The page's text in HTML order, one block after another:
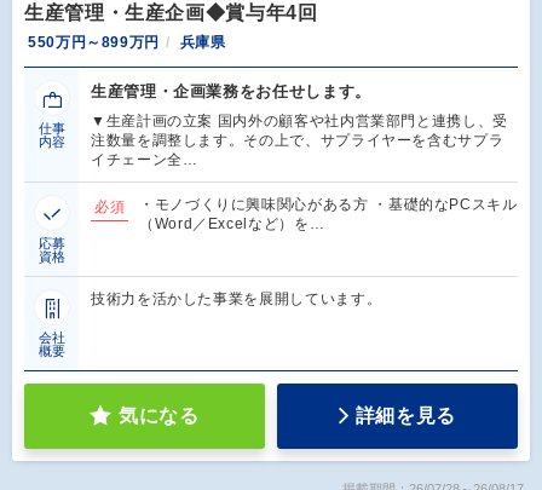
生産管理・生産企画◆賞与年4回
550万円～899万円 兵庫県
仕事
内容
生産管理・企画業務をお任せします。
▼生産計画の立案 国内外の顧客や社内営業部門と連携し、受
注数量を調整します。その上で、サプライヤーを含むサプラ
イチェーン全…
応募
資格
必須
・モノづくりに興味関心がある方 ・基礎的なPCスキル
（Word／Excelなど）を…
会社
概要
技術力を活かした事業を展開しています。
気になる 詳細を見る